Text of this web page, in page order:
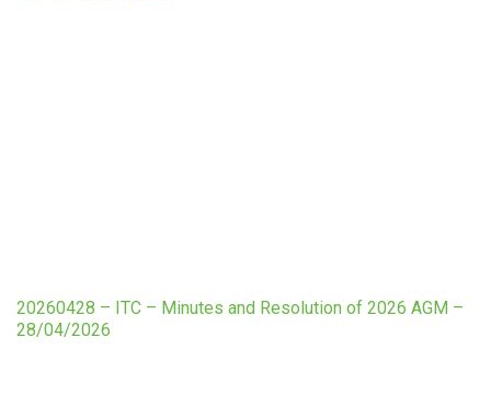
20260428 – ITC – Minutes and Resolution of 2026 AGM –
28/04/2026